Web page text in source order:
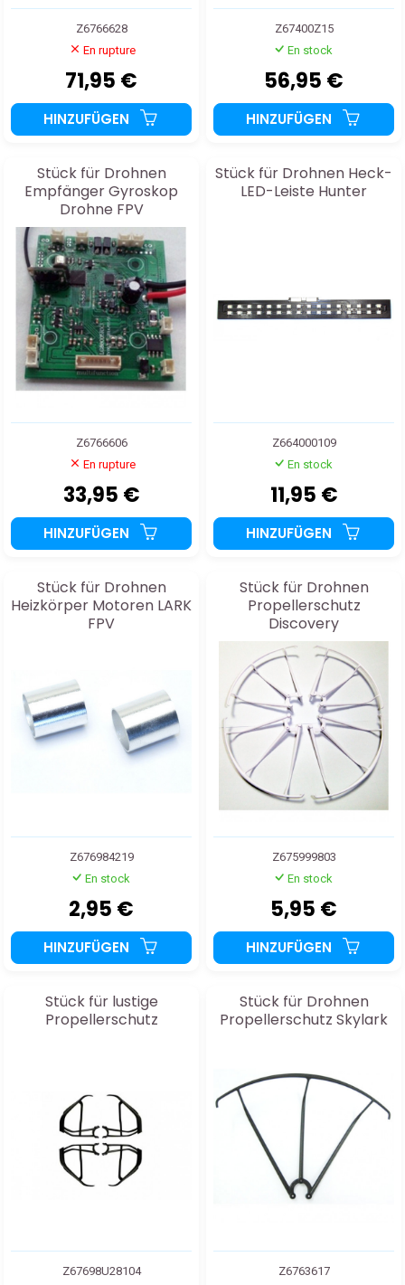
Z6766628
En rupture
71,95 €
HINZUFÜGEN
Z67400Z15
En stock
56,95 €
HINZUFÜGEN
Stück für Drohnen
Empfänger Gyroskop
Drohne FPV
Z6766606
En rupture
33,95 €
HINZUFÜGEN
Stück für Drohnen Heck-
LED-Leiste Hunter
Z664000109
En stock
11,95 €
HINZUFÜGEN
Stück für Drohnen
Heizkörper Motoren LARK
FPV
Z676984219
En stock
2,95 €
HINZUFÜGEN
Stück für Drohnen
Propellerschutz
Discovery
Z675999803
En stock
5,95 €
HINZUFÜGEN
Stück für lustige
Propellerschutz
Z67698U28104
Stück für Drohnen
Propellerschutz Skylark
Z6763617